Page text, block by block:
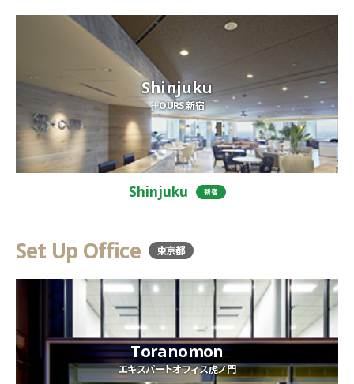
Shinjuku
＋OURS 新宿
Shinjuku 新宿
Set Up Office 東京都
Toranomon
エキスパートオフィス虎ノ門